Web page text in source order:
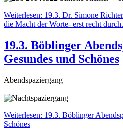
Weiterlesen: 19.3. Dr. Simone
die Macht der Worte- erst recht
19.3. Böblinger
Gesundes und Schönes
Abendspaziergang
Weiterlesen: 19.3. Böblinger
Schönes